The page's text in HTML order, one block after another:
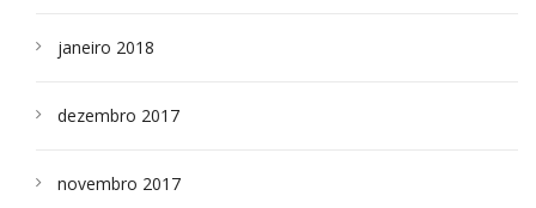
janeiro 2018
dezembro 2017
novembro 2017